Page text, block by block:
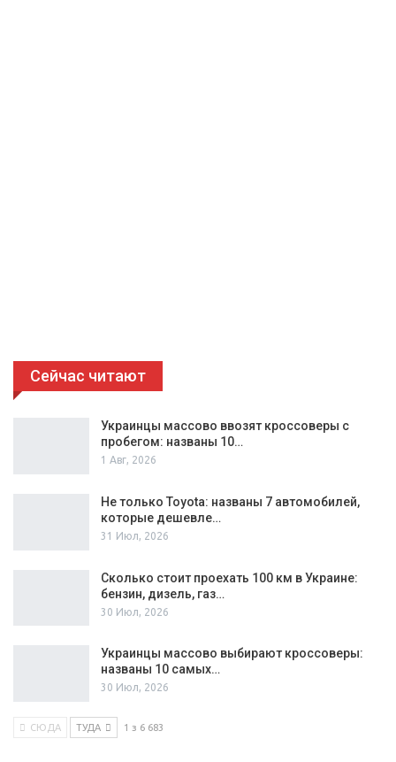
Сейчас читают
Украинцы массово ввозят кроссоверы с
пробегом: названы 10…
1 Авг, 2026
Не только Toyota: названы 7 автомобилей,
которые дешевле…
31 Июл, 2026
Сколько стоит проехать 100 км в Украине:
бензин, дизель, газ…
30 Июл, 2026
Украинцы массово выбирают кроссоверы:
названы 10 самых…
30 Июл, 2026
СЮДА ТУДА 1 з 6 683